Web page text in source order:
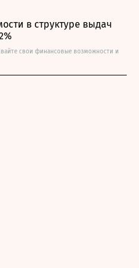
в структуре выдач
свои финансовые возможности и